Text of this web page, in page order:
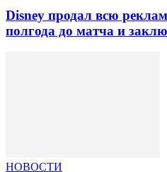
Disney продал всю
полгода до матча и
НОВОСТИ